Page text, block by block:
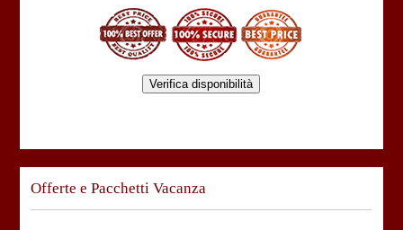
Verifica disponibilità
Offerte e Pacchetti Vacanza